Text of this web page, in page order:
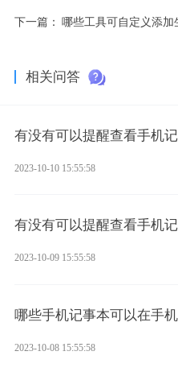
下一篇： 哪些工具可自定义添加
相关问答
有没有可以提醒查看手机
2023-10-10 15:55:58
有没有可以提醒查看手机
2023-10-09 15:55:58
哪些手机记事本可以在手
2023-10-08 15:55:58